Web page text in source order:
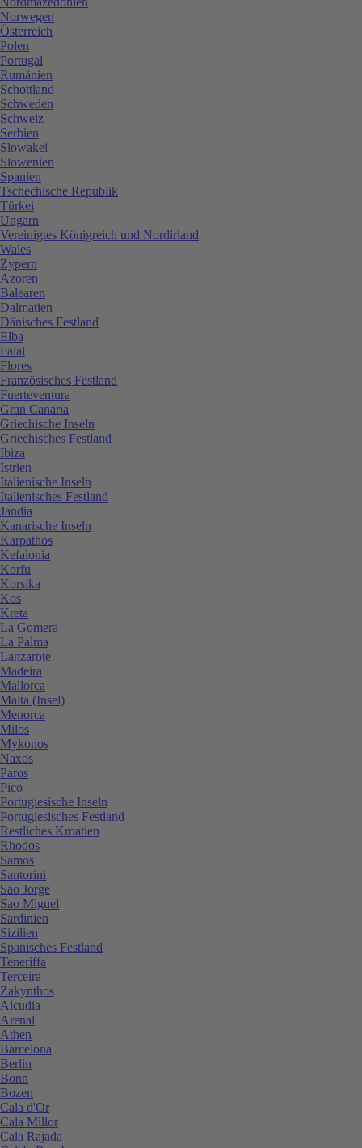
Norwegen
Österreich
Polen
Portugal
Rumänien
Schottland
Schweden
Schweiz
Serbien
Slowakei
Slowenien
Spanien
Tschechische Republik
Türkei
Ungarn
Vereinigtes Königreich und Nordirland
Wales
Zypern
Azoren
Balearen
Dalmatien
Dänisches Festland
Elba
Faial
Flores
Französisches Festland
Fuerteventura
Gran Canaria
Griechische Inseln
Griechisches Festland
Ibiza
Istrien
Italienische Inseln
Italienisches Festland
Jandia
Kanarische Inseln
Karpathos
Kefalonia
Korfu
Korsika
Kos
Kreta
La Gomera
La Palma
Lanzarote
Madeira
Mallorca
Malta (Insel)
Menorca
Milos
Mykonos
Naxos
Paros
Pico
Portugiesische Inseln
Portugiesisches Festland
Restliches Kroatien
Rhodos
Samos
Santorini
Sao Jorge
Sao Miguel
Sardinien
Sizilien
Spanisches Festland
Teneriffa
Terceira
Zakynthos
Alcudia
Arenal
Athen
Barcelona
Berlin
Bonn
Bozen
Cala d'Or
Cala Millor
Cala Rajada